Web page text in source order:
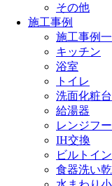
その他
施工事例
施工事例
キッチン
浴室
トイレ
洗面化粧台
給湯器
レンジフ
IH交換
ビルトイ
食器洗い